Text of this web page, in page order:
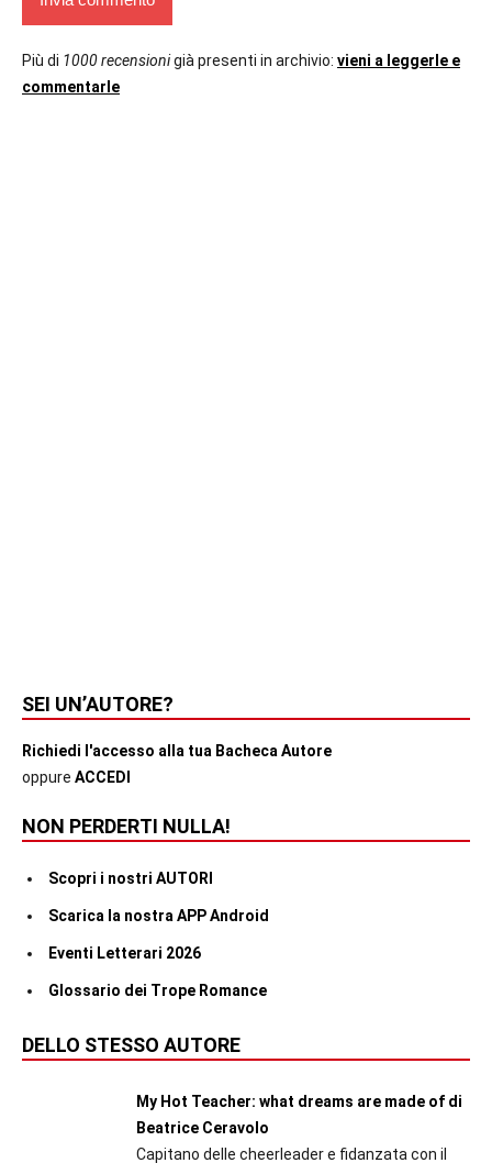
Più di 1000 recensionigià presenti in archivio: vieni a leggerle e
commentarle
SEI UN’AUTORE?
Richiedi l'accesso alla tua Bacheca Autore
oppure ACCEDI
NON PERDERTI NULLA!
Scopri i nostri AUTORI
Scarica la nostra APP Android
Eventi Letterari 2026
Glossario dei Trope Romance
DELLO STESSO AUTORE
My Hot Teacher: what dreams are made of di
Beatrice Ceravolo
Capitano delle cheerleader e fidanzata con il